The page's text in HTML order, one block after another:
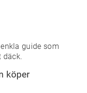
guide som
däck.
köper